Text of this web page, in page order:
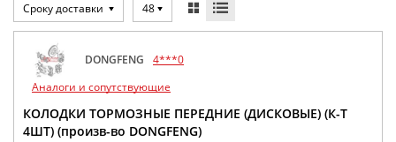
Сроку доставки 48
DONGFENG
4***0
Аналоги и сопутствующие
КОЛОДКИ ТОРМОЗНЫЕ ПЕРЕДНИЕ (ДИСКОВЫЕ) (К-Т
4ШТ) (произв-во DONGFENG)